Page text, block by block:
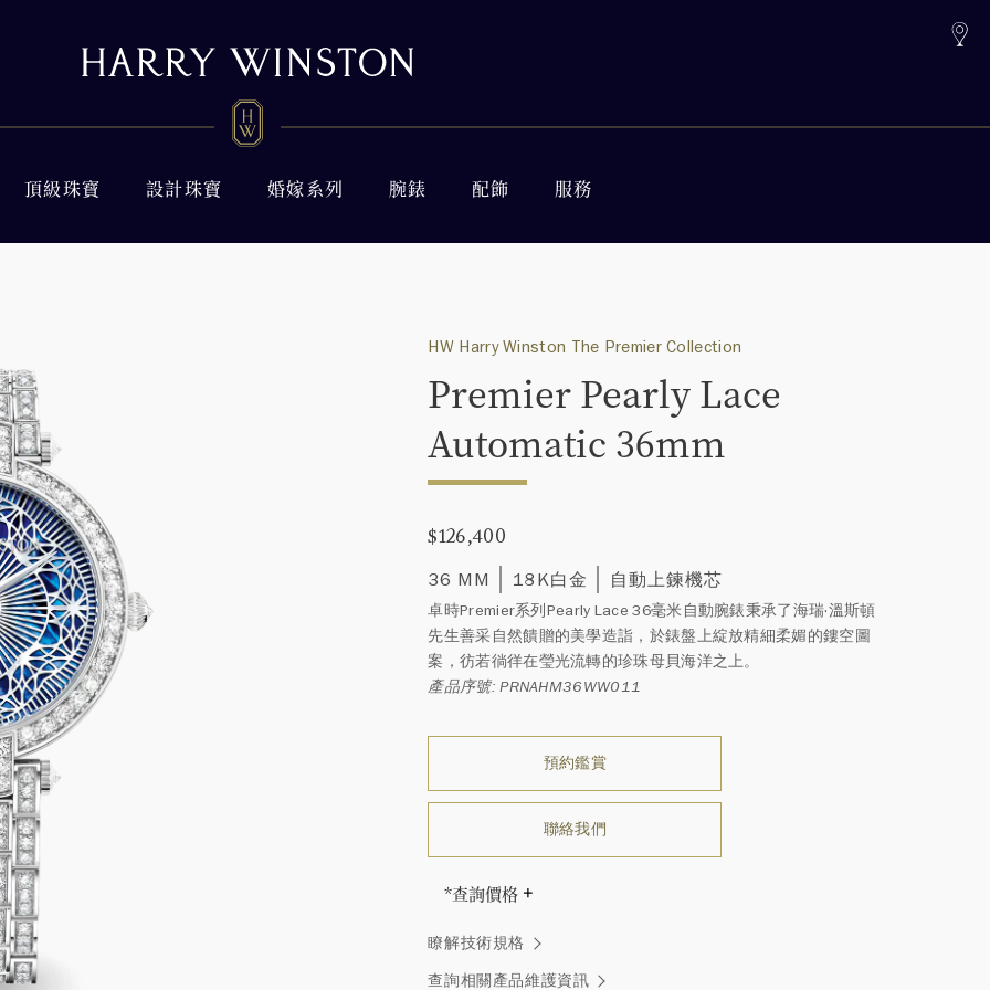
頂級珠寶 設計珠寶 婚嫁系列 腕錶 配飾 服務
HW Harry Winston The Premier Collection
Premier Pearly Lace
Automatic 36mm
$126,400
36 MM 18K白金 自動上鍊機芯
卓時Premier系列Pearly Lace 36毫米自動腕錶秉承了海瑞·溫斯頓
先生善采自然饋贈的美學造詣，於錶盤上綻放精細柔媚的鏤空圖
案，彷若徜徉在瑩光流轉的珍珠母貝海洋之上。
產品序號: PRNAHM36WW011
預約鑑賞
聯絡我們
*查詢價格
頓的每一件高級珠寶作品也是如此：每個寶石皆與眾不同而採用獨
特鑲嵌方式，重量和寶石的等級亦不盡相同。如有疑問，敬請諮詢
瞭解技術規格
查詢相關產品維護資訊